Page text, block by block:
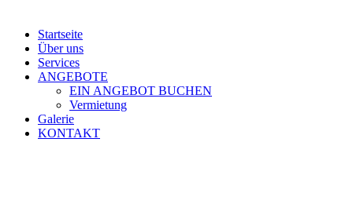
Startseite
Über uns
Services
ANGEBOTE
EIN ANGEBOT BUCHEN
Vermietung
Galerie
KONTAKT